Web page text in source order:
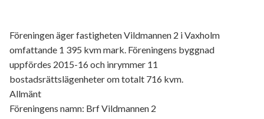
Föreningen äger fastigheten Vildmannen 2 i Vaxholm
omfattande 1 395 kvm mark. Föreningens byggnad
uppfördes 2015-16 och inrymmer 11
bostadsrättslägenheter om totalt 716 kvm.
Allmänt
Föreningens namn: Brf Vildmannen 2